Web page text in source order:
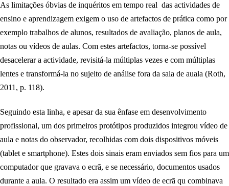
As limitações óbvias de inquéritos em tempo real das actividades de
ensino e aprendizagem exigem o uso de artefactos de prática como por
exemplo trabalhos de alunos, resultados de avaliação, planos de aula,
notas ou vídeos de aulas. Com estes artefactos, torna-se possível
desacelerar a actividade, revisitá-la múltiplas vezes e com múltiplas
lentes e transformá-la no sujeito de análise fora da sala de auala (Roth,
2011, p. 118).
Seguindo esta linha, e apesar da sua ênfase em desenvolvimento
profissional, um dos primeiros protótipos produzidos integrou vídeo de
aula e notas do observador, recolhidas com dois dispositivos móveis
(tablet e smartphone). Estes dois sinais eram enviados sem fios para um
computador que gravava o ecrã, e se necessário, documentos usados
durante a aula. O resultado era assim um vídeo de ecrã qu combinava